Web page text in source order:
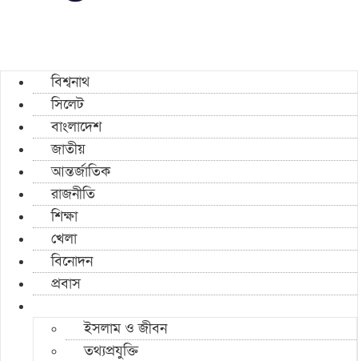
বিশ্বনাথ
সিলেট
বাংলাদেশ
জাতীয়
আন্তর্জাতিক
রাজনীতি
শিক্ষা
খেলা
বিনোদন
প্রবাস
ইসলাম ও জীবন
তথ্যপ্রযুক্তি